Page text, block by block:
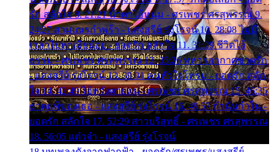
รัก สลักใจ 8. 21:21 น้ำตาไอ้หนุ่ม - ศรเพชร ศรสุพรรณ 9.
24:27 สามเณรกำพร้า - แสงสุรีย์ รุ่งโรจน์ 10. 28:08 ไม่มี
เวลาไปหาเมียน้อย - ยอดรัก สลักใจ 11. 31:29 ชีวิตไอ้
ธรรม - ศรเพชร ศรสุพรรณ 12. 35:26 ทหารอากาศขาดรัก
- แสงสุรีย์ รุ่งโรจน์ 13. 39:01 คนหัวใจโทรม - ยอดรัก สลัก
ใจ 14. 42:49 ไอ้หวังตายแน่ - ศรเพชร ศรสุพรรณ 15. 46:35
ธาตุแท้ของเธอ - แสงสุรีย์ รุ่งโรจน์ 16. 49:57 กำนันกำใน -
ยอดรัก สลักใจ 17. 52:29 สาวบริสุทธิ์ - ศรเพชร ศรสุพรรณ
18. 56:05 แต๋วจ๋า - แสงสุรีย์ รุ่งโรจน์